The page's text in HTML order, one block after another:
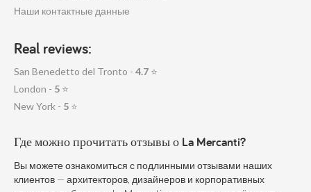
Наши контактные данные
Real reviews:
San Benedetto del Tronto - 4.7 ⭐
London - 5 ⭐
New York - 5 ⭐
Где можно прочитать отзывы о La Mercanti?
Вы можете ознакомиться с подлинными отзывами наших
клиентов — архитекторов, дизайнеров и корпоративных